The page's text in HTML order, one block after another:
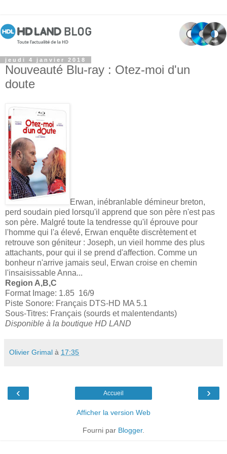
jeudi 4 janvier 2018
Nouveauté Blu-ray : Otez-moi d'un
doute
Erwan, inébranlable démineur breton,
perd soudain pied lorsqu'il apprend que son père n'est pas
son père. Malgré toute la tendresse qu'il éprouve pour
l'homme qui l'a élevé, Erwan enquête discrètement et
retrouve son géniteur : Joseph, un vieil homme des plus
attachants, pour qui il se prend d'affection. Comme un
bonheur n'arrive jamais seul, Erwan croise en chemin
l'insaisissable Anna...
Region A,B,C
Format Image: 1.85 16/9
Piste Sonore: Français DTS-HD MA 5.1
Sous-Titres: Français (sourds et malentendants)
Disponible à la boutique HD LAND
Olivier Grimal à 17:35
‹ ›
Accueil
Afficher la version Web
Fourni par Blogger.